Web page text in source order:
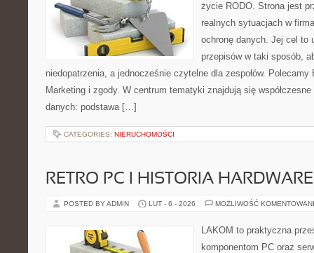
życie RODO. Strona jest
realnych sytuacjach w
ochronę danych. Jej cel to
przepisów w taki sposób,
niedopatrzenia, a jednocześnie czytelne dla zespołów.
Marketing i zgody. W centrum tematyki znajdują się
danych: podstawa […]
CATEGORIES: NIERUCHOMOŚCI
RETRO PC I HISTORIA
POSTED BY ADMIN LUT - 6 - 2026 MOŻLIWOŚĆ
LAKOM to praktyczna
komponentom PC oraz